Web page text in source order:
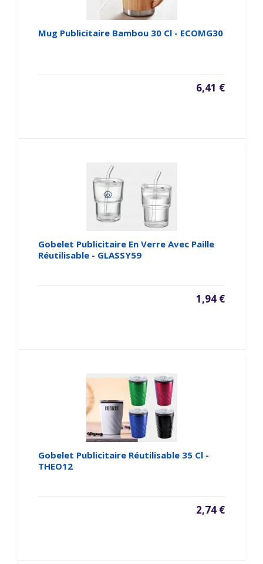
Mug Publicitaire Bambou 30 Cl - ECOMG30
6,41 €
Gobelet Publicitaire En Verre Avec Paille
Réutilisable - GLASSY59
1,94 €
Gobelet Publicitaire Réutilisable 35 Cl -
THEO12
2,74 €